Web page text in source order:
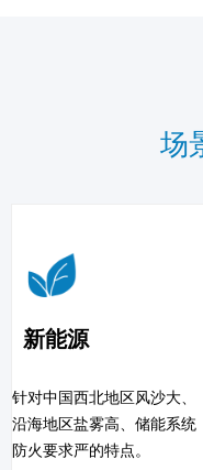
新能源
针对中国西北地区风沙大、
沿海地区盐雾高、储能系统
防火要求严的特点。
场